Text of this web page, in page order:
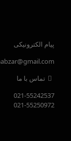
پیام الکترونیکی
تماس با ما
021-55242537
021-55250972